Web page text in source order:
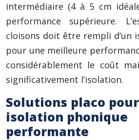
intermédiaire (4 à 5 cm
performance supérieure.
cloisons doit être rempli d’un
pour une meilleure
considérablement le coût
significativement l’isolation.
Solutions placo
isolation phonique
performante